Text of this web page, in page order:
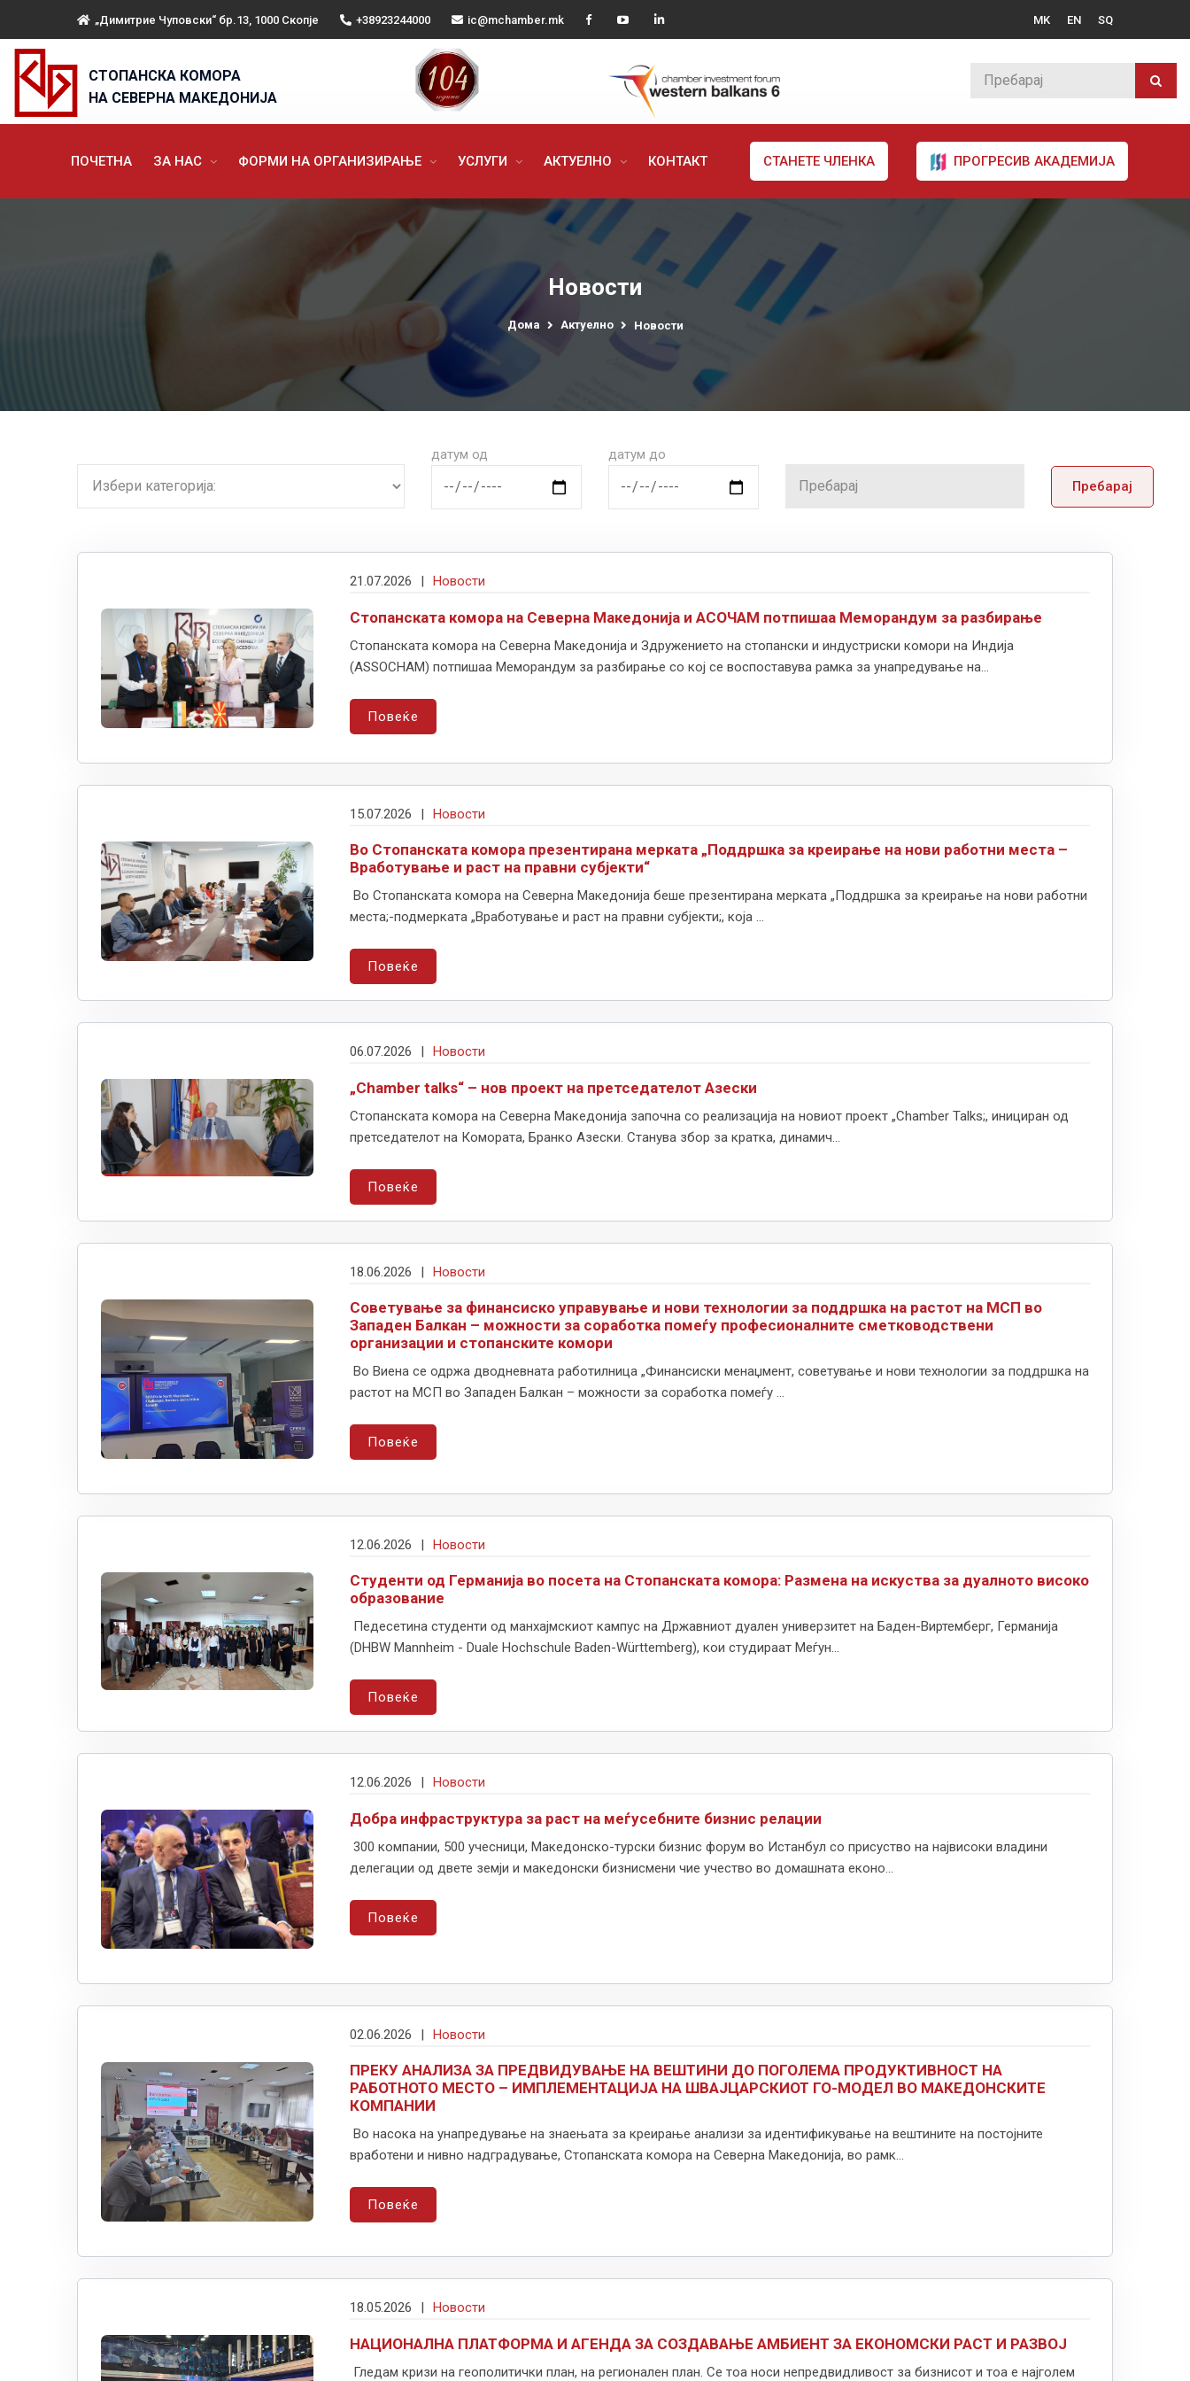
„Димитрие Чуповски“ бр.13, 1000 Скопје +38923244000 ic@mchamber.mk MK EN SQ
СТОПАНСКА КОМОРА
НА СЕВЕРНА МАКЕДОНИЈА
ПОЧЕТНА ЗА НАС ФОРМИ НА ОРГАНИЗИРАЊЕ УСЛУГИ АКТУЕЛНО КОНТАКТ СТАНЕТЕ ЧЛЕНКА ПРОГРЕСИВ АКАДЕМИЈА
Новости
Дома Актуелно Новости
датум од
датум до
Пребарај
21.07.2026 | Новости
Стопанската комора на Северна Македонија и АСОЧАМ потпишаа Меморандум за разбирање
Стопанската комора на Северна Македонија и Здружението на стопански и индустриски комори на Индија
(ASSOCHAM) потпишаа Меморандум за разбирање со кој се воспоставува рамка за унапредување на...
Повеќе
15.07.2026 | Новости
Во Стопанската комора презентирана мерката „Поддршка за креирање на нови работни места –
Вработување и раст на правни субјекти“
Во Стопанската комора на Северна Македонија беше презентирана мерката „Поддршка за креирање на нови работни
места;-подмерката „Вработување и раст на правни субјекти;, која ...
Повеќе
06.07.2026 | Новости
„Chamber talks“ – нов проект на претседателот Азески
Стопанската комора на Северна Македонија започна со реализација на новиот проект „Chamber Talks;, инициран од
претседателот на Комората, Бранко Азески. Станува збор за кратка, динамич...
Повеќе
18.06.2026 | Новости
Советување за финансиско управување и нови технологии за поддршка на растот на МСП во
Западен Балкан – можности за соработка помеѓу професионалните сметководствени
организации и стопанските комори
Во Виена се одржа дводневната работилница „Финансиски менаџмент, советување и нови технологии за поддршка на
растот на МСП во Западен Балкан – можности за соработка помеѓу ...
Повеќе
12.06.2026 | Новости
Студенти од Германија во посета на Стопанската комора: Размена на искуства за дуалното високо
образование
Педесетина студенти од манхајмскиот кампус на Државниот дуален универзитет на Баден-Виртемберг, Германија
(DHBW Mannheim - Duale Hochschule Baden-Württemberg), кои студираат Меѓун...
Повеќе
12.06.2026 | Новости
Добра инфраструктура за раст на меѓусебните бизнис релации
300 компании, 500 учесници, Македонско-турски бизнис форум во Истанбул со присуство на највисоки владини
делегации од двете земји и македонски бизнисмени чие учество во домашната еконо...
Повеќе
02.06.2026 Новости
ПРЕКУ АНАЛИЗА ЗА ПРЕДВИДУВАЊЕ НА ВЕШТИНИ ДО ПОГОЛЕМА ПРОДУКТИВНОСТ НА
РАБОТНОТО МЕСТО – ИМПЛЕМЕНТАЦИЈА НА ШВАЈЦАРСКИОТ ГО-МОДЕЛ ВО МАКЕДОНСКИТЕ
КОМПАНИИ
Во насока на унапредување на знаењата за креирање анализи за идентификување на вештините на постојните
вработени и нивно надградување, Стопанската комора на Северна Македонија, во рамк...
Повеќе
18.05.2026 Новости
НАЦИОНАЛНА ПЛАТФОРМА И АГЕНДА ЗА СОЗДАВАЊЕ АМБИЕНТ ЗА ЕКОНОМСКИ РАСТ И РАЗВОЈ
Гледам кризи на геополитички план, на регионален план. Се тоа носи непредвидливост за бизнисот и тоа е најголем